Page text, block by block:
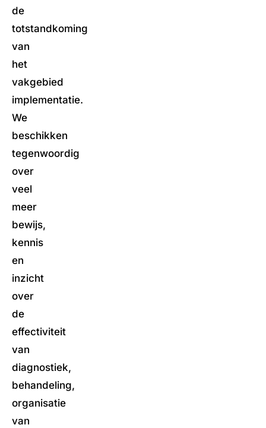
de
totstandkoming
van
het
vakgebied
implementatie.
We
beschikken
tegenwoordig
over
veel
meer
bewijs,
kennis
en
inzicht
over
de
effectiviteit
van
diagnostiek,
behandeling,
organisatie
van